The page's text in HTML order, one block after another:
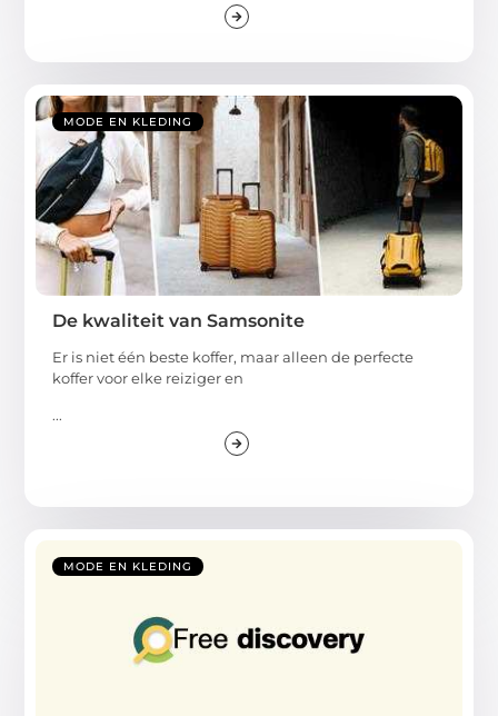
MODE EN KLEDING
De kwaliteit van Samsonite
Er is niet één beste koffer, maar alleen de perfecte
koffer voor elke reiziger en
...
MODE EN KLEDING